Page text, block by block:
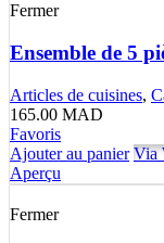
Fermer
Ensemble de 5
Articles de cuisines,
165.00 MAD
Favoris
Ajouter au panier Via
Aperçu
Fermer